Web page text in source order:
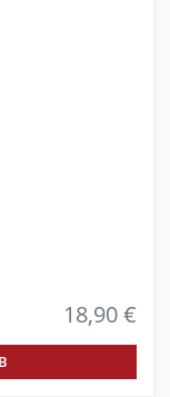
18,90 €